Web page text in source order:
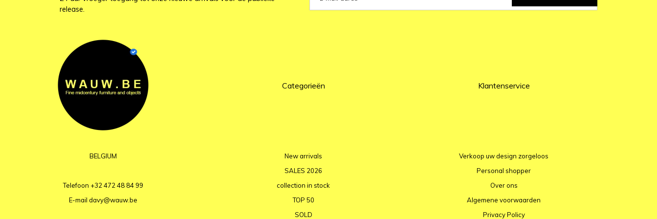
release.
BELGIUM
Telefoon +32 472 48 84 99
E-mail davy@wauw.be
Categorieën
New arrivals
SALES 2026
collection in stock
TOP 50
SOLD
Klantenservice
Verkoop uw design zorgeloos
Personal shopper
Over ons
Algemene voorwaarden
Privacy Policy